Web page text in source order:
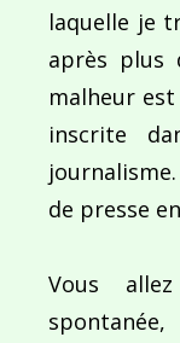
laquelle je
après plus
malheur
inscrite
de presse
Vous